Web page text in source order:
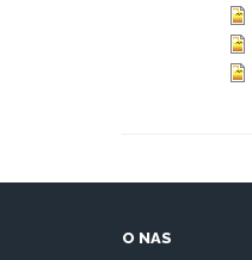
O NAS